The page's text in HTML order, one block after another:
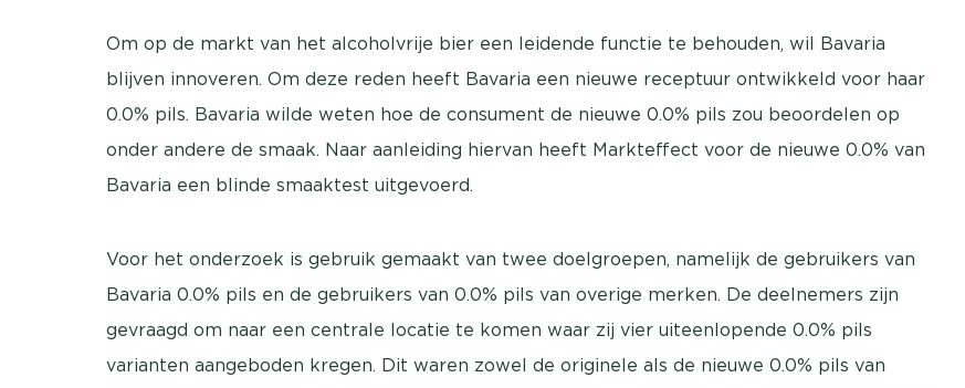
Om op de markt van het alcoholvrije bier een leidende functie te behouden, wil Bavaria
blijven innoveren. Om deze reden heeft Bavaria een nieuwe receptuur ontwikkeld voor haar
0.0% pils. Bavaria wilde weten hoe de consument de nieuwe 0.0% pils zou beoordelen op
onder andere de smaak. Naar aanleiding hiervan heeft Markteffect voor de nieuwe 0.0% van
Bavaria een blinde smaaktest uitgevoerd.
Voor het onderzoek is gebruik gemaakt van twee doelgroepen, namelijk de gebruikers van
Bavaria 0.0% pils en de gebruikers van 0.0% pils van overige merken. De deelnemers zijn
gevraagd om naar een centrale locatie te komen waar zij vier uiteenlopende 0.0% pils
varianten aangeboden kregen. Dit waren zowel de originele als de nieuwe 0.0% pils van